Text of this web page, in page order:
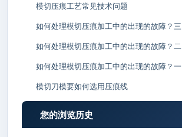
模切压痕工艺常见技术问题
如何处理模切压痕加工中的出现的故障？三
如何处理模切压痕加工中的出现的故障？二
如何处理模切压痕加工中的出现的故障？一
模切刀模要如何选用压痕线
您的浏览历史